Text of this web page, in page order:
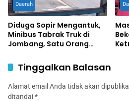
Daerah
Diduga Sopir Mengantuk,
Minibus Tabrak Truk di
Jombang, Satu Orang
Tinggalkan Balasan
Alamat email Anda tidak akan
ditandai*